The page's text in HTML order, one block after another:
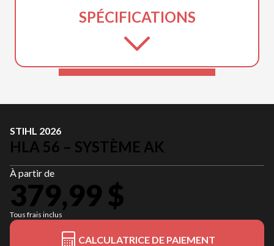
SPÉCIFICATIONS
STIHL 2026
HLA 56 – SYSTÈME AK
À partir de
379,99 $
Tous frais inclus
CALCULATRICE DE PAIEMENT